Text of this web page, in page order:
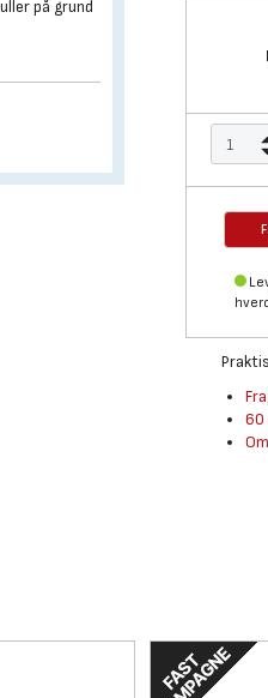
60
på grund